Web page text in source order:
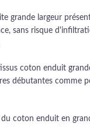
grande largeur
sans risque
coton enduit
débutantes comme
coton enduit en